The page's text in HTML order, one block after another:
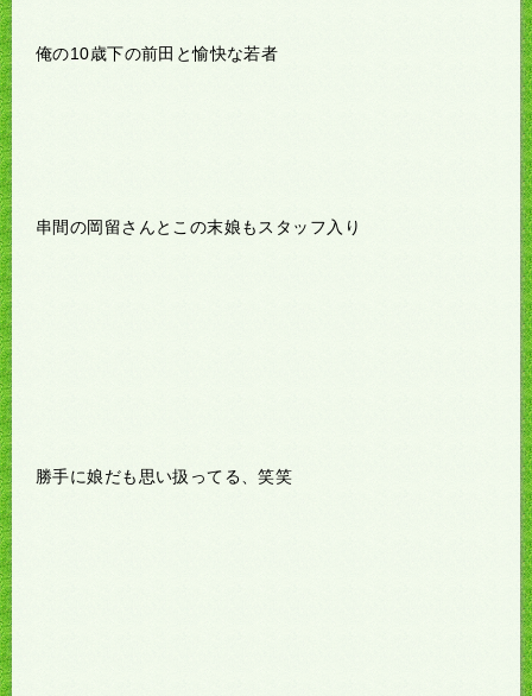
俺の10歳下の前田と愉快な若者
串間の岡留さんとこの末娘もスタッフ入り
勝手に娘だも思い扱ってる、笑笑